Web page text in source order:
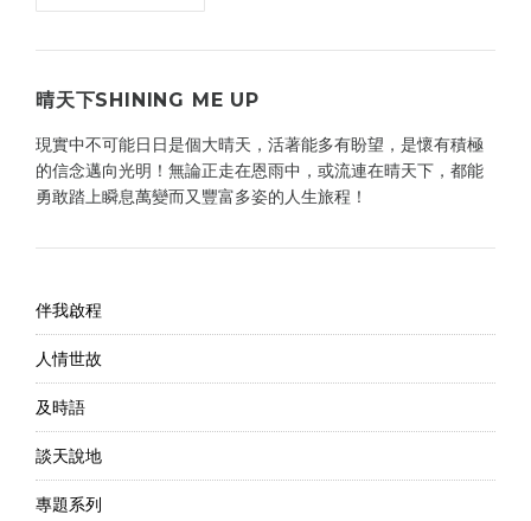
晴天下SHINING ME UP
現實中不可能日日是個大晴天，活著能多有盼望，是懷有積極
的信念邁向光明！無論正走在恩雨中，或流連在晴天下，都能
勇敢踏上瞬息萬變而又豐富多姿的人生旅程！
伴我啟程
人情世故
及時語
談天說地
專題系列